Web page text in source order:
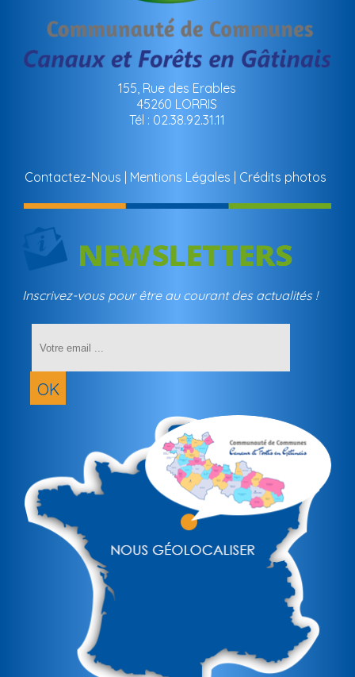
155, Rue des Erables
45260 LORRIS
Tél : 02.38.92.31.11
Contactez-Nous Mentions Légales Crédits photos
Inscrivez-vous pour être au courant des actualités !
OK